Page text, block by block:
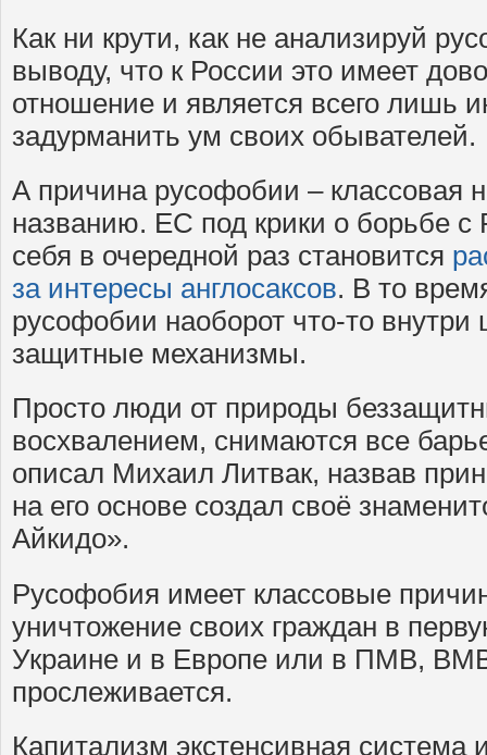
Как ни крути, как не анализируй
выводу, что к России это имеет
отношение и является всего лишь
задурманить ум своих обывателей.
А причина русофобии – классовая
названию. ЕС под крики о борьбе с
себя в очередной раз становится
за интересы англосаксов. В то
русофобии наоборот что-то
защитные механизмы.
Просто люди от природы
восхвалением, снимаются все
описал Михаил Литвак, назвав
на его основе создал своё
Айкидо».
Русофобия имеет классовые
уничтожение своих граждан в
Украине и в Европе или в ПМВ,
прослеживается.
Капитализм экстенсивная система